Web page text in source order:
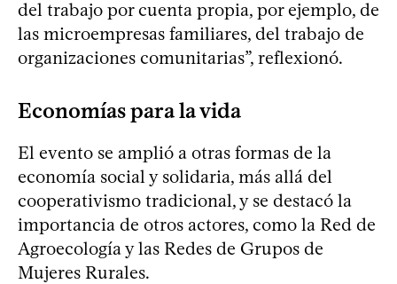
del trabajo por cuenta propia, por ejemplo, de
las microempresas familiares, del trabajo de
organizaciones comunitarias”, reflexionó.
Economías para la vida
El evento se amplió a otras formas de la
economía social y solidaria, más allá del
cooperativismo tradicional, y se destacó la
importancia de otros actores, como la Red de
Agroecología y las Redes de Grupos de
Mujeres Rurales.